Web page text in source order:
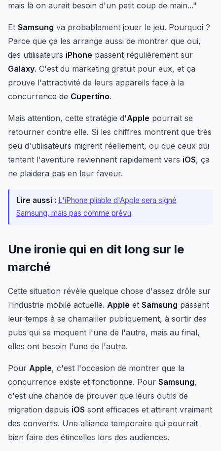
mais là on aurait besoin d'un petit coup de main..."
Et Samsung va probablement jouer le jeu. Pourquoi ?
Parce que ça les arrange aussi de montrer que oui,
des utilisateurs iPhone passent régulièrement sur
Galaxy. C'est du marketing gratuit pour eux, et ça
prouve l'attractivité de leurs appareils face à la
concurrence de Cupertino.
Mais attention, cette stratégie d'Apple pourrait se
retourner contre elle. Si les chiffres montrent que très
peu d'utilisateurs migrent réellement, ou que ceux qui
tentent l'aventure reviennent rapidement vers iOS, ça
ne plaidera pas en leur faveur.
Lire aussi : L'iPhone pliable d'Apple sera signé
Samsung, mais pas comme prévu
Une ironie qui en dit long sur le
marché
Cette situation révèle quelque chose d'assez drôle sur
l'industrie mobile actuelle. Apple et Samsung passent
leur temps à se chamailler publiquement, à sortir des
pubs qui se moquent l'une de l'autre, mais au final,
elles ont besoin l'une de l'autre.
Pour Apple, c'est l'occasion de montrer que la
concurrence existe et fonctionne. Pour Samsung,
c'est une chance de prouver que leurs outils de
migration depuis iOS sont efficaces et attirent vraiment
des convertis. Une alliance temporaire qui pourrait
bien faire des étincelles lors des audiences.